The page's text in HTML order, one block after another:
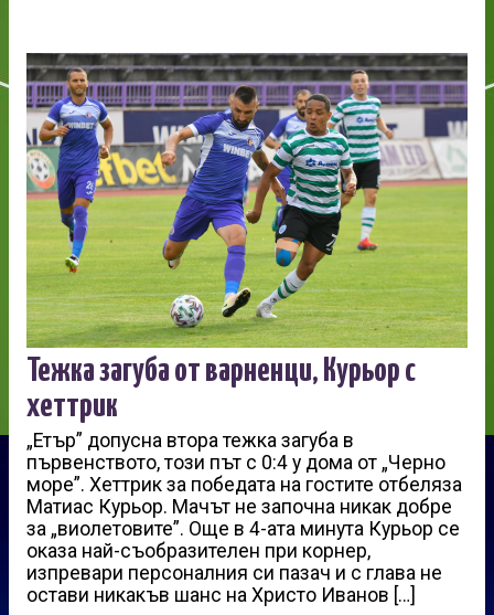
Тежка загуба от варненци, Курьор с
хеттрик
„Етър” допусна втора тежка загуба в
първенството, този път с 0:4 у дома от „Черно
море”. Хеттрик за победата на гостите отбеляза
Матиас Курьор. Мачът не започна никак добре
за „виолетовите”. Още в 4-ата минута Курьор се
оказа най-съобразителен при корнер,
изпревари персоналния си пазач и с глава не
остави никакъв шанс на Христо Иванов […]